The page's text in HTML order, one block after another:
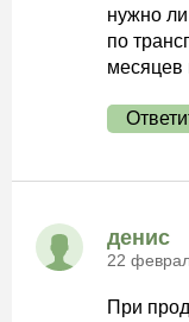
нужно
по
месяцев
денис
22
При